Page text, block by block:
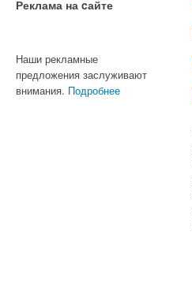
Реклама на cайте
Наши рекламные
предложения заслуживают
внимания. Подробнее